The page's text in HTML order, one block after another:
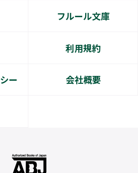
フルール文庫
利用規約
ー 会社概要